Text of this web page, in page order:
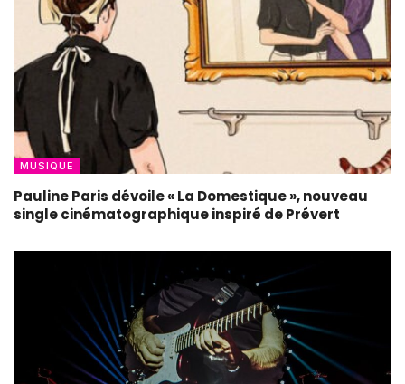
MUSIQUE
Pauline Paris dévoile « La Domestique », nouveau
single cinématographique inspiré de Prévert